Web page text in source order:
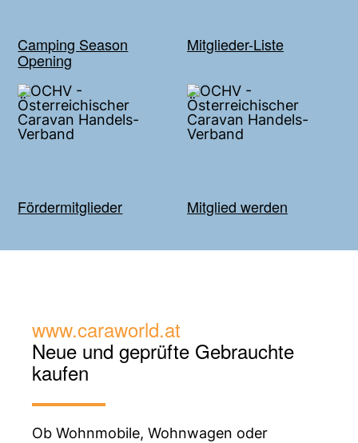
Camping Season
Opening
Mitglieder-Liste
Fördermitglieder Mitglied werden
www.caraworld.at
Neue und geprüfte Gebrauchte
kaufen
Ob Wohnmobile, Wohnwagen oder